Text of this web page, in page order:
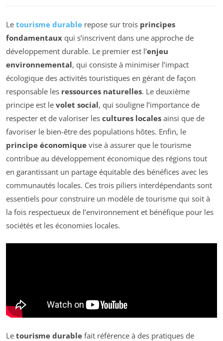
Le tourisme durable repose sur trois principes
fondamentaux qui s’inscrivent dans une approche de
développement durable. Le premier est l’enjeu
environnemental, qui consiste à minimiser l’impact
écologique des activités touristiques en gérant de façon
responsable les ressources naturelles. Le deuxième
principe est le volet social, qui souligne l’importance de
respecter et de valoriser les cultures locales ainsi que de
favoriser le bien-être des populations hôtes. Enfin, le
principe économique vise à assurer que le tourisme
contribue au développement économique des régions tout
en garantissant un partage équitable des bénéfices avec les
communautés locales. Ces trois piliers interdépendants sont
essentiels pour construire un modèle de tourisme qui soit à
la fois respectueux de l’environnement et bénéfique pour les
sociétés et les économies locales.
Le tourisme durable fait référence à des pratiques de